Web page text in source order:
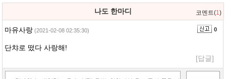
나도 한마디 코멘트(1)
마유사랑 (2021-02-08 02:35:30) 0
단챠로 떴다 사랑해!
[답글]